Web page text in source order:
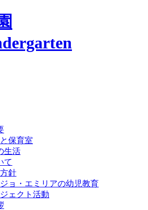
保育室
生活
て
針
ョ・エミリアの幼児教育
ェクト活動